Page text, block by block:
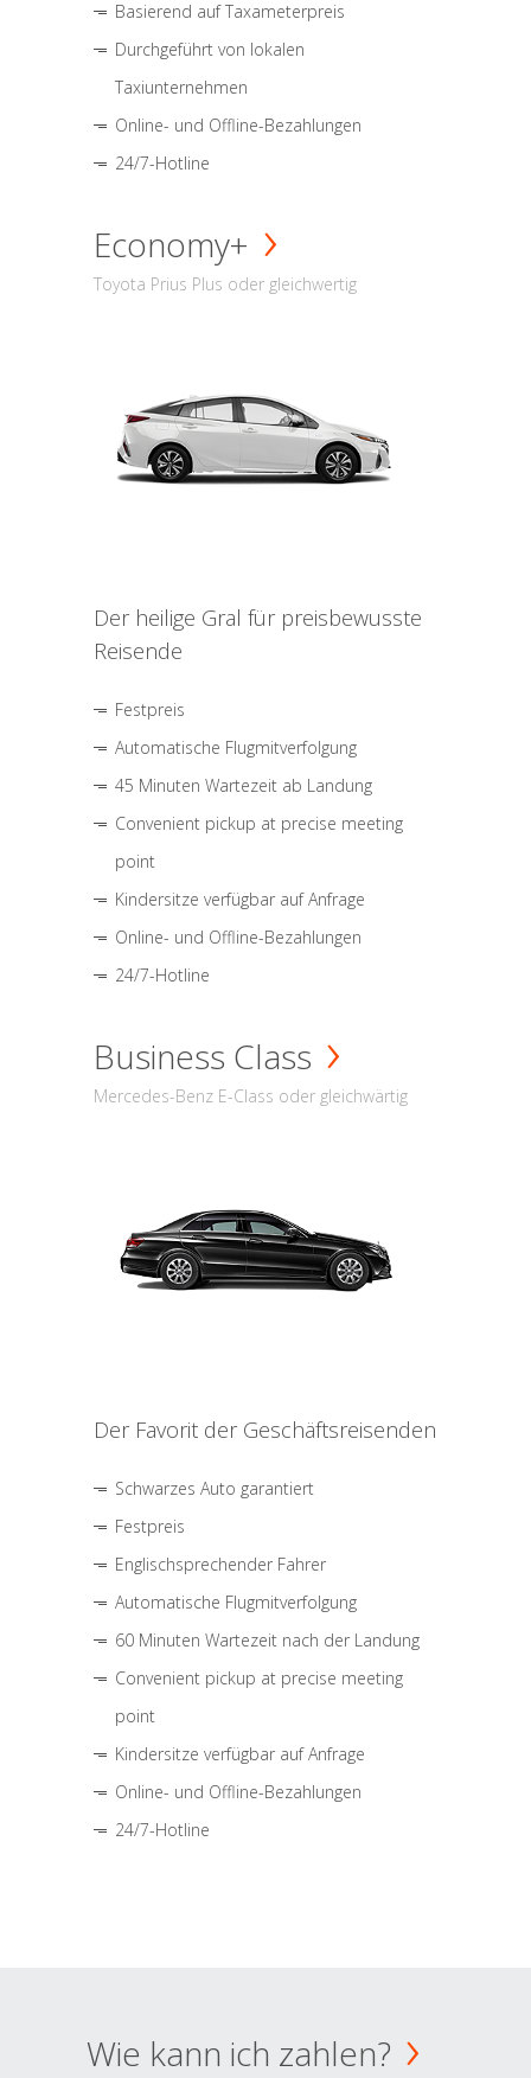
Basierend auf Taxameterpreis
Durchgeführt von lokalen
Taxiunternehmen
Online- und Offline-Bezahlungen
24/7-Hotline
Economy+
Toyota Prius Plus oder gleichwertig
Der heilige Gral für preisbewusste
Reisende
Festpreis
Automatische Flugmitverfolgung
45 Minuten Wartezeit ab Landung
Convenient pickup at precise meeting
point
Kindersitze verfügbar auf Anfrage
Online- und Offline-Bezahlungen
24/7-Hotline
Business Class
Mercedes-Benz E-Class oder gleichwärtig
Der Favorit der Geschäftsreisenden
Schwarzes Auto garantiert
Festpreis
Englischsprechender Fahrer
Automatische Flugmitverfolgung
60 Minuten Wartezeit nach der Landung
Convenient pickup at precise meeting
point
Kindersitze verfügbar auf Anfrage
Online- und Offline-Bezahlungen
24/7-Hotline
Wie kann ich zahlen?